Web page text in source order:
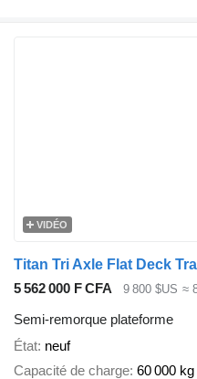
VIDÉO
Titan Tri Axle Flat Deck
5 562 000 F CFA
9 800 $US ≈
Semi-remorque plateforme
État neuf
Capacité de charge 60 000 kg